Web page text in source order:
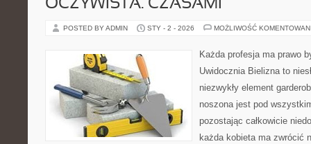
OCZYWISTA. CZASAMI
POSTED BY ADMIN STY - 2 - 2026 MOŻLIWOŚĆ
Każda profesja ma prawo
Uwidocznia Bielizna to
niezwykły element
noszona jest pod
pozostając całkowicie
każda kobieta ma zwrócić